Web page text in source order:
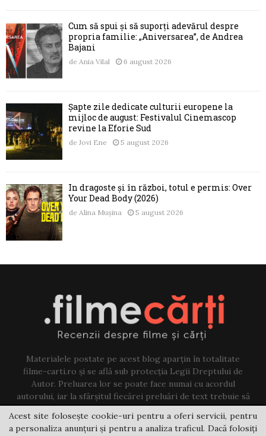
Cum să spui și să suporți adevărul despre
propria familie: „Aniversarea”, de Andrea
Bajani
de Ania Vilal 6 august 2026
Șapte zile dedicate culturii europene la
mijloc de august: Festivalul Cinemascop
revine la Eforie Sud
de Jovi Ene 5 august 2026
În dragoste și în război, totul e permis: Over
Your Dead Body (2026)
de Alina Mușina 5 august 2026
Materialele postate pe acest blog aparțin în totalitate
filme-carti.ro și se află sub protecția Legii Dreptului de
Autor. Preluarea lor se poate face numai cu acordul
autorului, iar la sfârșitul fiecărei preluări de text trebuie să
existe un link către acest blog.
Contact us:jovi@filme-carti.ro
Acest site folosește cookie-uri pentru a oferi servicii, pentru
a personaliza anunțuri și pentru a analiza traficul. Dacă folosiți